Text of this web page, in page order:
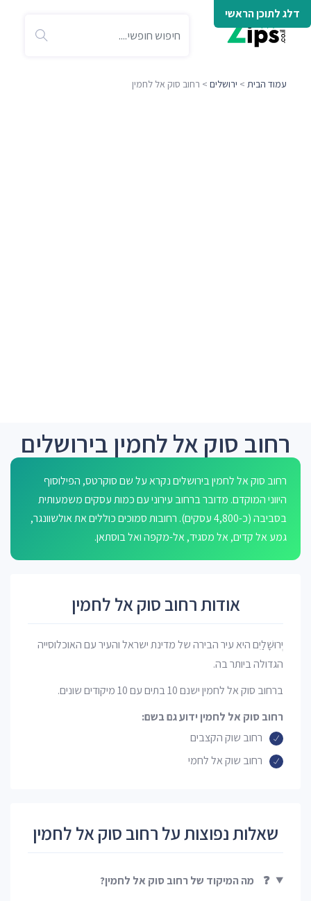
דלג לתוכן הראשי
עמוד הבית > ירושלים > רחוב סוק אל לחמין
רחוב סוק אל לחמין בירושלים
רחוב סוק אל לחמין בירושלים נקרא על שם סוקרטס, הפילוסוף
היווני המוקדם. מדובר ברחוב עירוני עם כמות עסקים משמעותית
בסביבה (כ-4,800 עסקים). רחובות סמוכים כוללים את אולשוונגר,
גמע אל קדים, אל מסגיד, אל-מקפה ואל בוסתאן.
אודות רחוב סוק אל לחמין
יְרוּשָׁלַיִם היא עיר הבירה של מדינת ישראל והעיר עם האוכלוסייה
הגדולה ביותר בה.
ברחוב סוק אל לחמין ישנם 10 בתים עם 10 מיקודים שונים.
רחוב סוק אל לחמין ידוע גם בשם:
רחוב שוק הקצבים
רחוב שוק אל לחמי
שאלות נפוצות על רחוב סוק אל לחמין
❓ מה המיקוד של רחוב סוק אל לחמין?